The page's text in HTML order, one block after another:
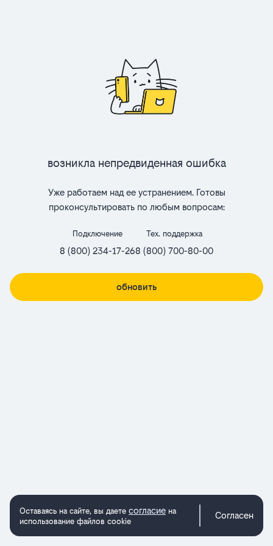
Возникла непредвиденная ошибка
Уже работаем над ее устранением. Готовы
проконсультировать по любым вопросам:
Подключение
8 (800) 234-17-26
Тех. поддержка
8 (800) 700-80-00
обновить
Оставаясь на сайте, вы даете согласие на
использование файлов cookie
Согласен